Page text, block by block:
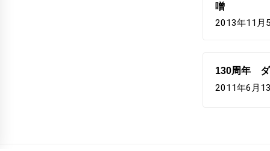
噌
2013年11月
130周年
2011年6月